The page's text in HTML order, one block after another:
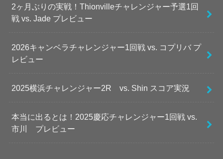
2ヶ月ぶりの実戦！Thionvilleチャレンジャー予選1回
戦 vs. Jade プレビュー
2026キャンベラチャレンジャー1回戦 vs. コプリバ プ
レビュー
2025横浜チャレンジャー2R vs. Shin スコア実況
本当に出るとは！2025慶応チャレンジャー1回戦 vs.
市川 プレビュー